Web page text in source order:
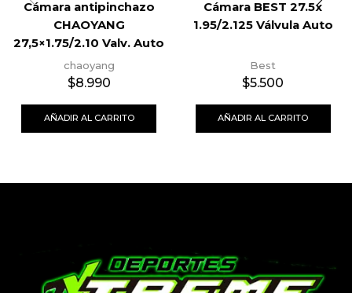
Cámara antipinchazo
CHAOYANG
27,5×1.75/2.10 Valv. Auto
chaoyang
$8.990
AÑADIR AL CARRITO
Cámara BEST 27.5x
1.95/2.125 Válvula Auto
Best
$5.500
AÑADIR AL CARRITO